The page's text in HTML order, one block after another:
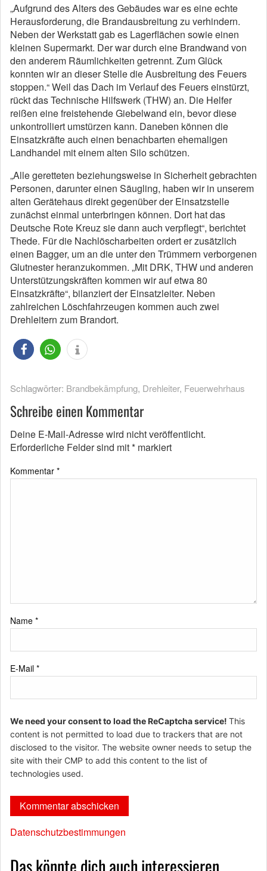
„Aufgrund des Alters des Gebäudes war es eine echte
Herausforderung, die Brandausbreitung zu verhindern.
Neben der Werkstatt gab es Lagerflächen sowie einen
kleinen Supermarkt. Der war durch eine Brandwand von
den anderem Räumlichkeiten getrennt. Zum Glück
konnten wir an dieser Stelle die Ausbreitung des Feuers
stoppen.“ Weil das Dach im Verlauf des Feuers einstürzt,
rückt das Technische Hilfswerk (THW) an. Die Helfer
reißen eine freistehende Giebelwand ein, bevor diese
unkontrolliert umstürzen kann. Daneben können die
Einsatzkräfte auch einen benachbarten ehemaligen
Landhandel mit einem alten Silo schützen.
„Alle geretteten beziehungsweise in Sicherheit gebrachten
Personen, darunter einen Säugling, haben wir in unserem
alten Gerätehaus direkt gegenüber der Einsatzstelle
zunächst einmal unterbringen können. Dort hat das
Deutsche Rote Kreuz sie dann auch verpflegt“, berichtet
Thede. Für die Nachlöscharbeiten ordert er zusätzlich
einen Bagger, um an die unter den Trümmern verborgenen
Glutnester heranzukommen. „Mit DRK, THW und anderen
Unterstützungskräften kommen wir auf etwa 80
Einsatzkräfte“, bilanziert der Einsatzleiter. Neben
zahlreichen Löschfahrzeugen kommen auch zwei
Drehleitern zum Brandort.
Schlagwörter: Brandbekämpfung, Drehleiter, Feuerwehrhaus
Schreibe einen Kommentar
Deine E-Mail-Adresse wird nicht veröffentlicht.
Erforderliche Felder sind mit* markiert
Kommentar *
Name *
E-Mail *
We need your consent to load the ReCaptcha service! This
content is not permitted to load due to trackers that are not
disclosed to the visitor. The website owner needs to setup the
site with their CMP to add this content to the list of
technologies used.
Datenschutzbestimmungen
Das könnte dich auch interessieren